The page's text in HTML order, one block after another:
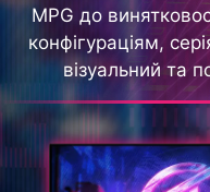
MPG до
конфігураціям,
візуальний та